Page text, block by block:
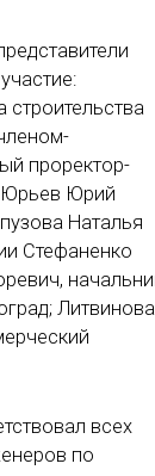
проректор-
Юрьев Юрий
Наталья
Стефаненко
Литвинова
всех
по